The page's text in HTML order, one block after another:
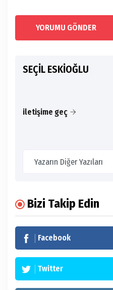
YORUMU GÖNDER
SEÇİL ESKİOĞLU
iletişime geç
Bizi Takip Edin
Facebook
Twitter